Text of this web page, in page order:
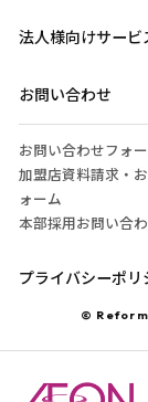
法人様向けサービ
お問い合わせ
お問い合わせフォ
加盟店資料請求・
ォーム
本部採用お問い合
プライバシーポリ
©